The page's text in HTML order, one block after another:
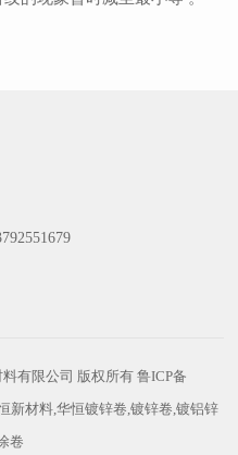
料有限公司 版权所有 鲁ICP备
新材料,华恒镀锌卷,镀锌卷,镀铝锌
卷